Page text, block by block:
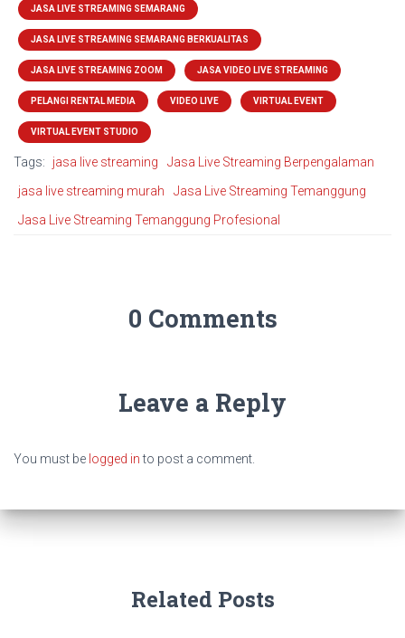
JASA LIVE STREAMING SEMARANG
JASA LIVE STREAMING SEMARANG BERKUALITAS
JASA LIVE STREAMING ZOOM JASA VIDEO LIVE STREAMING
PELANGI RENTAL MEDIA VIDEO LIVE VIRTUAL EVENT
VIRTUAL EVENT STUDIO
Tags: jasa live streaming
Jasa Live Streaming Berpengalaman
jasa live streaming murah
Jasa Live Streaming Temanggung
Jasa Live Streaming Temanggung Profesional
0 Comments
Leave a Reply
You must be logged into post a comment.
Related Posts